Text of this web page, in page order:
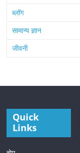
ब्लॉग
सामान्य ज्ञान
जीवनी
Quick
Links